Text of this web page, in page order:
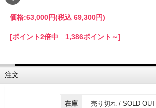
価格:63,000円(税込 69,300円)
[ポイント2倍中 1,386ポイント～]
注文
在庫 売り切れ / SOLD OUT